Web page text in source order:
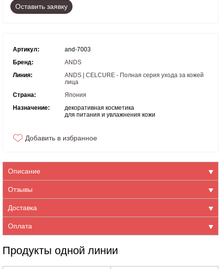
Оставить заявку
Артикул:
and-7003
Бренд:
ANDS
Линия:
ANDS | CELCURE - Полная серия ухода за кожей
лица
Страна:
Япония
Назначение:
декоративная косметика
для питания и увлажнения кожи
Добавить в избранное
Описание
Отзывы
Доставка
Оплата
Продукты одной линии